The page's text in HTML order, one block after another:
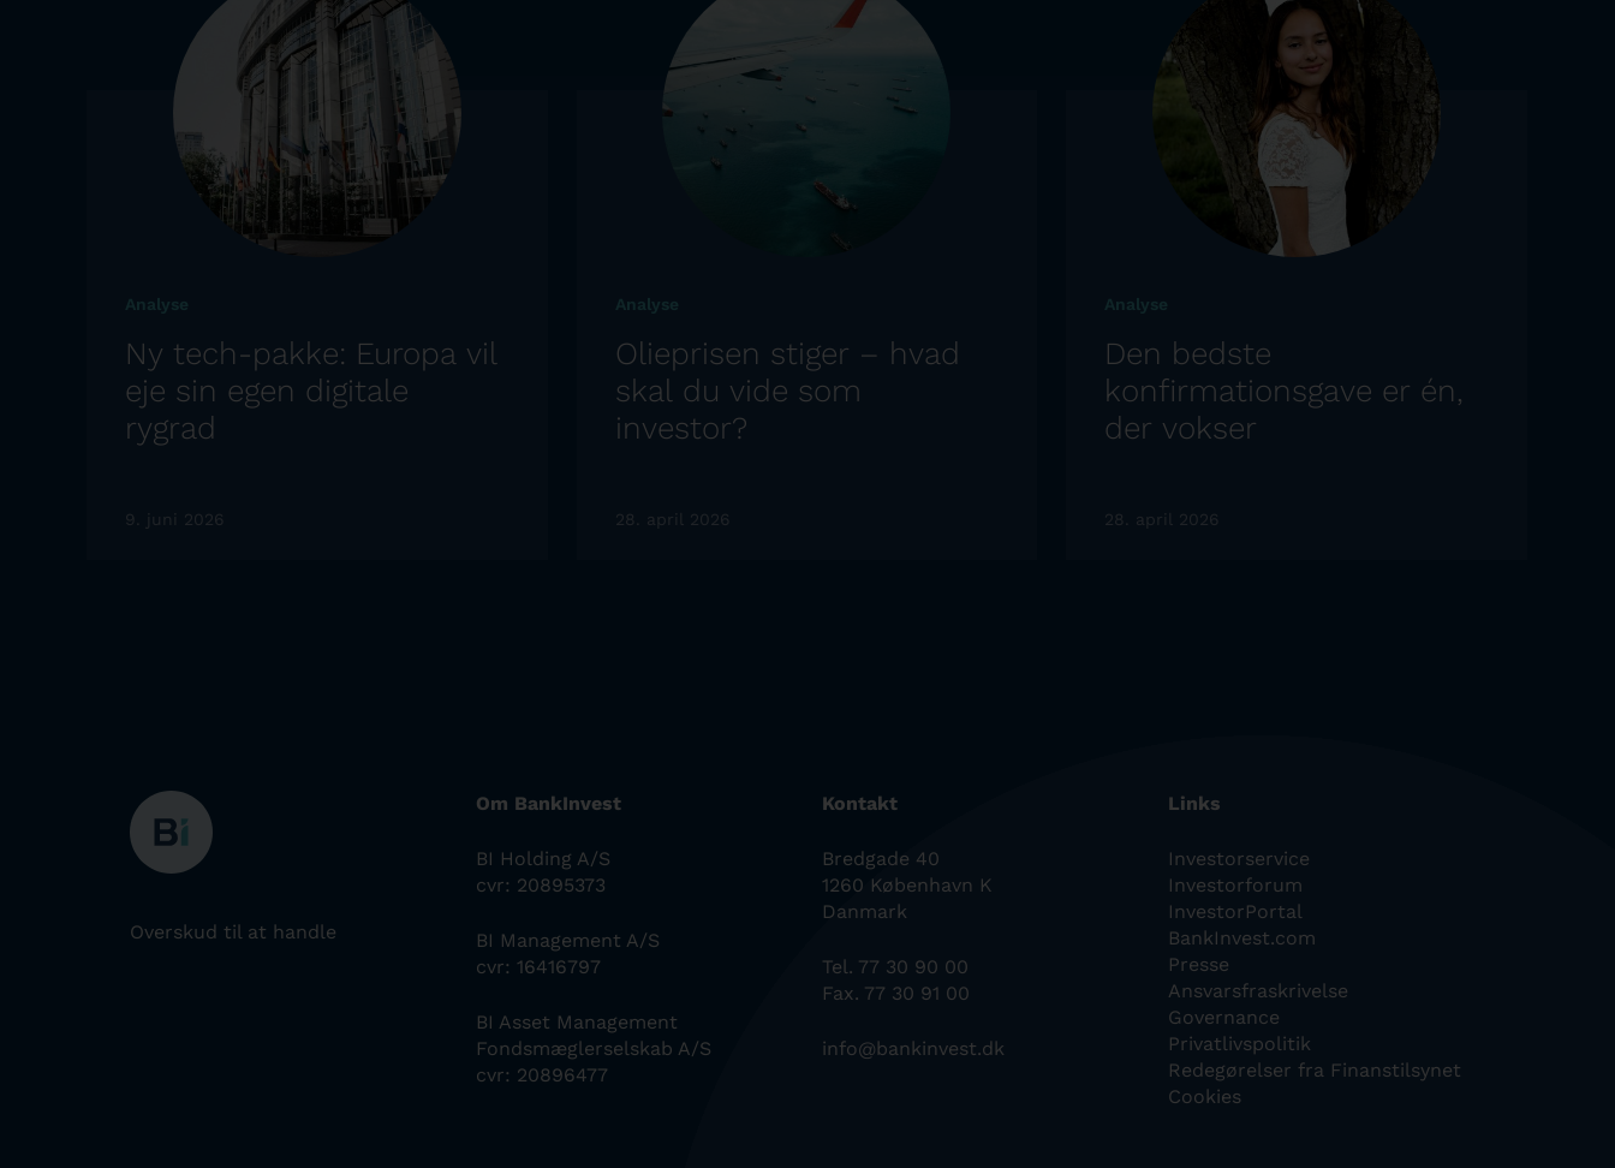
Analyse
Ny tech-pakke: Europa vil
eje sin egen digitale
rygrad
9. juni 2026
Analyse
Olieprisen stiger – hvad
skal du vide som
investor?
28. april 2026
Analyse
Den bedste
konfirmationsgave er én,
der vokser
28. april 2026
Overskud til at handle
Om BankInvest
BI Holding A/S
cvr: 20895373
BI Management A/S
cvr: 16416797
BI Asset Management
Fondsmæglerselskab A/S
cvr: 20896477
Kontakt
Bredgade 40
1260 København K
Danmark
Tel. 77 30 90 00
Fax. 77 30 91 00
info@bankinvest.dk
Links
Investorservice
Investorforum
InvestorPortal
BankInvest.com
Presse
Ansvarsfraskrivelse
Governance
Privatlivspolitik
Redegørelser fra Finanstilsynet
Cookies